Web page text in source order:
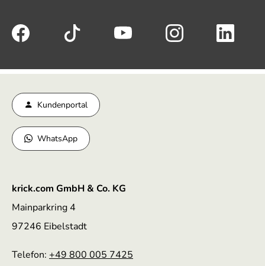
Kundenportal
WhatsApp
krick.com GmbH & Co. KG
Mainparkring 4
97246 Eibelstadt
Telefon: +49 800 005 7425